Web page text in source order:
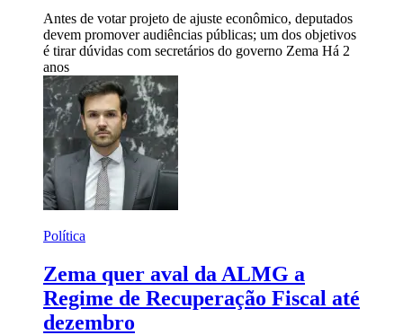
Antes de votar projeto de ajuste econômico, deputados
devem promover audiências públicas; um dos objetivos
é tirar dúvidas com secretários do governo Zema Há 2
anos
Política
Zema quer aval da ALMG a
Regime de Recuperação Fiscal até
dezembro